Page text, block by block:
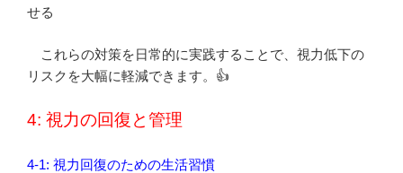
せる
これらの対策を日常的に実践することで、視力低下の
リスクを大幅に軽減できます。👍
4: 視力の回復と管理
4-1: 視力回復のための生活習慣